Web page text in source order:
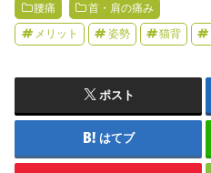
腰痛 首・肩の痛み
メリット 姿勢 猫背
ポスト
はてブ